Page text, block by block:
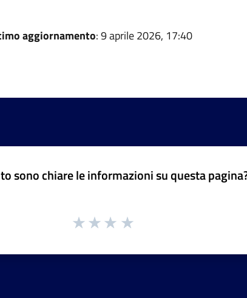
aggiornamento: 9 aprile 2026, 17:40
sono chiare le informazioni su questa